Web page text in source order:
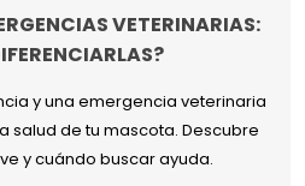
VETERINARIAS:
y una emergencia veterinaria
salud de tu mascota. Descubre
y cuándo buscar ayuda.